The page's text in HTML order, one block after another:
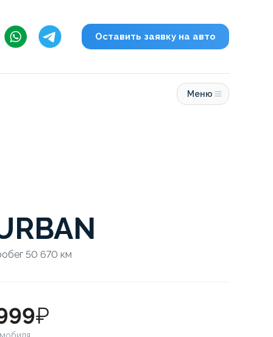
Оставить заявку на авто
Меню
50 670 км
₽